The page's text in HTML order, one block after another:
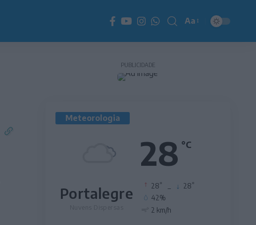
Redimensionador
de
Aa
PUBLICIDADE
Meteorologia
28 °C
Portalegre 28° 28°
42%
2 km/h